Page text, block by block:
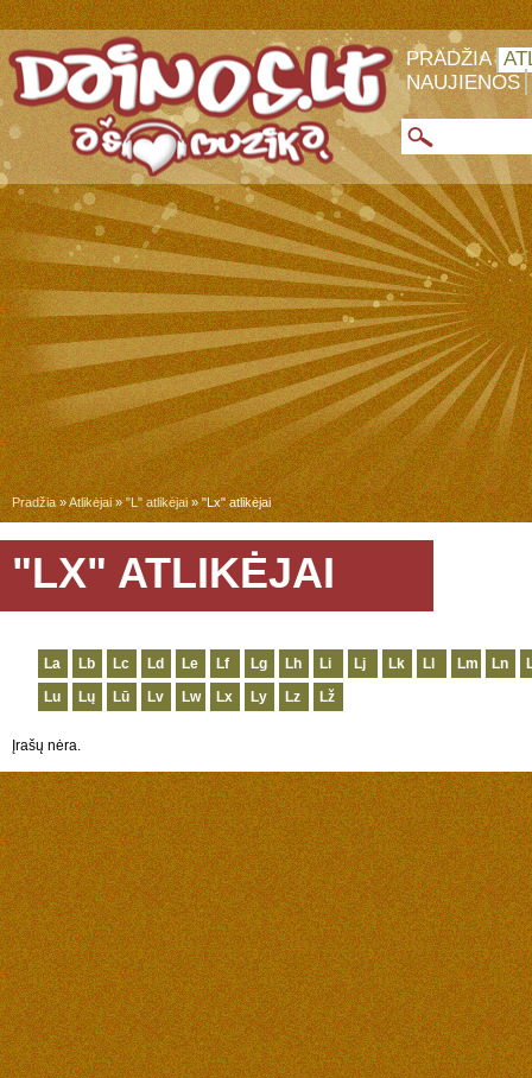
PRADŽIA
NAUJIENOS
Pradžia»Atlikėjai»"L" atlikėjai» "Lx" atlikėjai
"LX" ATLIKĖJAI
La Lb Lc Ld Le Lf Lg Lh Li Lj Lk Ll Lm Ln
Lu
Lų Lū Lv Lw Lx Ly Lz Lž
Įrašų nėra.